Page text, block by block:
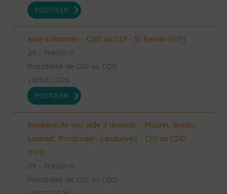
POSTULER
Aide à domicile - CDD ou CDI - St Renan (H/F)
29 - Finistère
Possibilité de CDI ou CDD
18/02/2026
POSTULER
Auxiliaire de vie/ aide à domicile - Plourin, Brélès,
Lanildut, Porspoder, Landunvez - CDI ou CDD
(H/F)
29 - Finistère
Possibilité de CDI ou CDD